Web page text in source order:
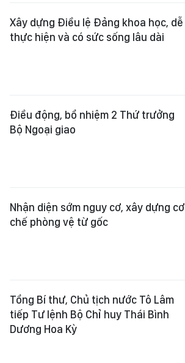
Xây dựng Điều lệ Đảng khoa học, dễ
thực hiện và có sức sống lâu dài
Điều động, bổ nhiệm 2 Thứ trưởng
Bộ Ngoại giao
Nhận diện sớm nguy cơ, xây dựng cơ
chế phòng vệ từ gốc
Tổng Bí thư, Chủ tịch nước Tô Lâm
tiếp Tư lệnh Bộ Chỉ huy Thái Bình
Dương Hoa Kỳ